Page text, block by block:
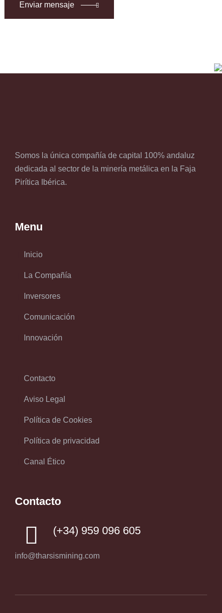
Enviar mensaje
Somos la única compañía de capital 100% andaluz
dedicada al sector de la minería metálica en la Faja
Pirítica Ibérica.
Menu
Inicio
La Compañía
Inversores
Comunicación
Innovación
Contacto
Aviso Legal
Política de Cookies
Política de privacidad
Canal Ético
Contacto
(+34) 959 096 605
info@tharsismining.com